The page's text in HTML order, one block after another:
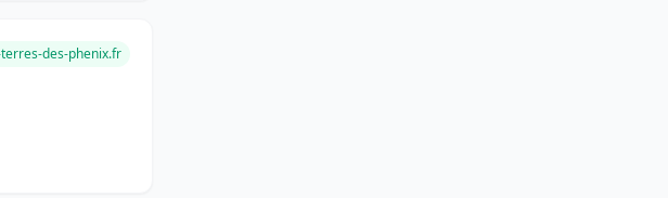
des-phenix.fr